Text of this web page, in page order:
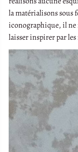
la matérialisons sous
iconographique, il ne
laisser inspirer par